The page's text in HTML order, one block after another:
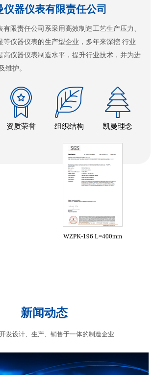
仪器仪表有限责任公司
有限责任公司系采用高效制造工艺生产压力、
等仪器仪表的生产型企业，多年来深挖 行业
高仪器仪表制造水平，提升行业技术，并为进
维护。
资质荣誉 组织结构 凯曼理念
WZPK-196 L=400mm
新闻动态
发设计、生产、销售于一体的制造企业